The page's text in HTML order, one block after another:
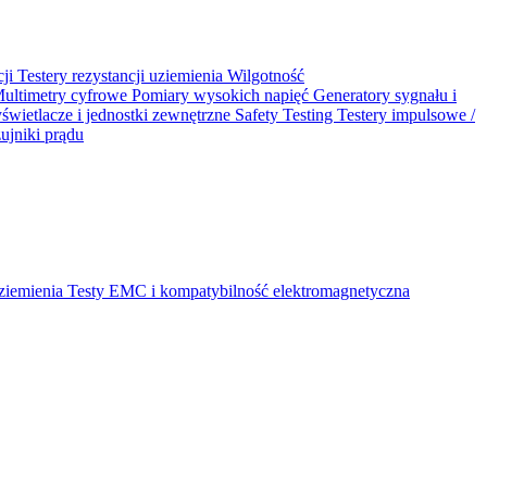
Testery rezystancji uziemienia Wilgotność
cyfrowe Pomiary wysokich napięć Generatory sygnału i
i jednostki zewnętrzne Safety Testing Testery impulsowe /
prądu
Testy EMC i kompatybilność elektromagnetyczna